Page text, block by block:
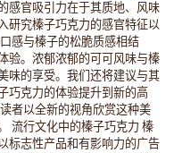
感官吸引力在于其质地、风味
研究榛子巧克力的感官特征以
感与榛子的松脆质感相结
验。浓郁浓郁的可可风味与榛
味的享受。我们还将建议与其
巧克力的体验提升到新的高
者以全新的视角欣赏这种美
流行文化中的榛子巧克力 榛
标志性产品和有影响力的广告